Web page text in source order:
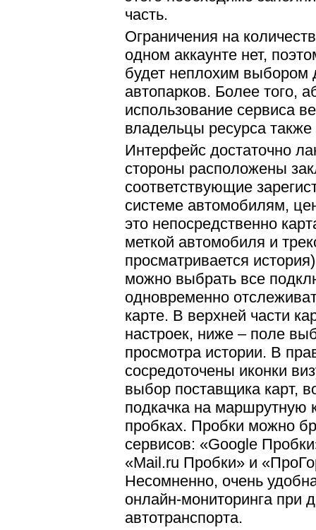
часть.
Ограничения на
одном аккаунте нет,
будет неплохим выбором
автопарков. Более того,
использование сервиса
владельцы ресурса
Интерфейс достаточно
стороны расположены
соответствующие
системе автомобилям,
это непосредственно
меткой автомобиля и
просматривается
можно выбрать все
одновременно
карте. В верхней части
настроек, ниже – поле
просмотра истории. В
сосредоточены иконки
выбор поставщика карт,
подкачка на маршрутную
пробках. Пробки можно
сервисов: «Google
«Mail.ru Пробки» и
Несомненно, очень
онлайн-мониторинга при
автотранспорта.